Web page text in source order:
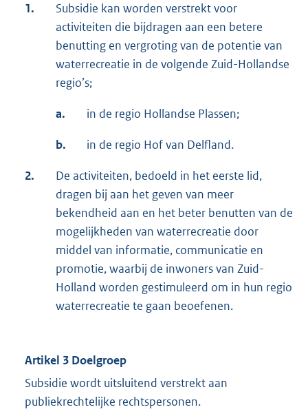
1.
Subsidie kan worden verstrekt voor
activiteiten die bijdragen aan een betere
benutting en vergroting van de potentie van
waterrecreatie in de volgende Zuid-Hollandse
regio’s;
a. in de regio Hollandse Plassen;
b. in de regio Hof van Delfland.
2.
De activiteiten, bedoeld in het eerste lid,
dragen bij aan het geven van meer
bekendheid aan en het beter benutten van de
mogelijkheden van waterrecreatie door
middel van informatie, communicatie en
promotie, waarbij de inwoners van Zuid-
Holland worden gestimuleerd om in hun regio
waterrecreatie te gaan beoefenen.
Artikel 3 Doelgroep
Subsidie wordt uitsluitend verstrekt aan
publiekrechtelijke rechtspersonen.